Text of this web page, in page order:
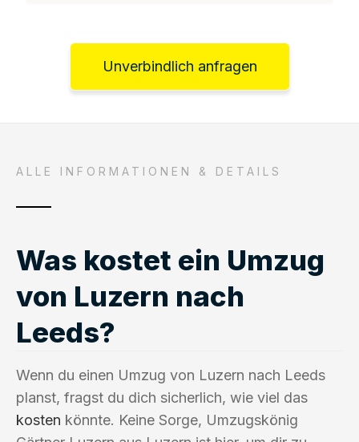
Unverbindlich anfragen
ALLE INFORMATIONEN & DETAILS
Was kostet ein Umzug
von Luzern nach
Leeds?
Wenn du einen Umzug von Luzern nach Leeds
planst, fragst du dich sicherlich, wie viel das
kosten könnte. Keine Sorge, Umzugskönig